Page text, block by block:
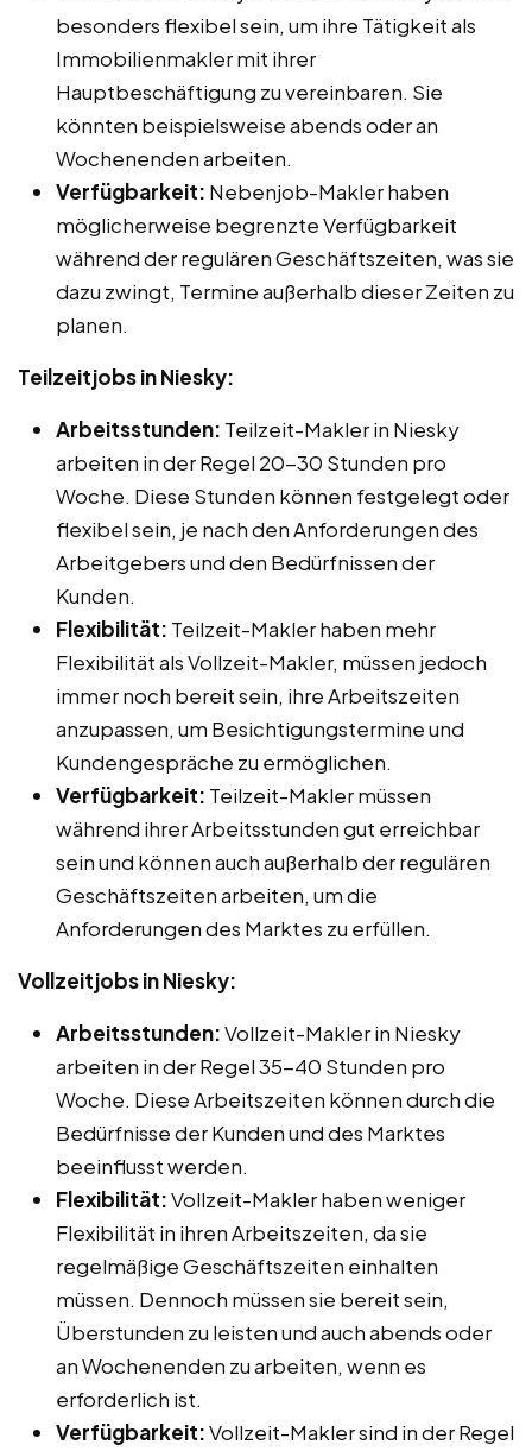
besonders flexibel sein, um ihre Tätigkeit als
Immobilienmakler mit ihrer
Hauptbeschäftigung zu vereinbaren. Sie
könnten beispielsweise abends oder an
Wochenenden arbeiten.
Verfügbarkeit: Nebenjob-Makler haben
möglicherweise begrenzte Verfügbarkeit
während der regulären Geschäftszeiten, was sie
dazu zwingt, Termine außerhalb dieser Zeiten zu
planen.
Teilzeitjobs in Niesky:
Arbeitsstunden: Teilzeit-Makler in Niesky
arbeiten in der Regel 20-30 Stunden pro
Woche. Diese Stunden können festgelegt oder
flexibel sein, je nach den Anforderungen des
Arbeitgebers und den Bedürfnissen der
Kunden.
Flexibilität: Teilzeit-Makler haben mehr
Flexibilität als Vollzeit-Makler, müssen jedoch
immer noch bereit sein, ihre Arbeitszeiten
anzupassen, um Besichtigungstermine und
Kundengespräche zu ermöglichen.
Verfügbarkeit: Teilzeit-Makler müssen
während ihrer Arbeitsstunden gut erreichbar
sein und können auch außerhalb der regulären
Geschäftszeiten arbeiten, um die
Anforderungen des Marktes zu erfüllen.
Vollzeitjobs in Niesky:
Arbeitsstunden:Vollzeit-Makler in Niesky
arbeiten in der Regel 35-40 Stunden pro
Woche. Diese Arbeitszeiten können durch die
Bedürfnisse der Kunden und des Marktes
beeinflusst werden.
Flexibilität:Vollzeit-Makler haben weniger
Flexibilität in ihren Arbeitszeiten, da sie
regelmäßige Geschäftszeiten einhalten
müssen. Dennoch müssen sie bereit sein,
Überstunden zu leisten und auch abends oder
an Wochenenden zu arbeiten, wenn es
erforderlich ist.
Verfügbarkeit:Vollzeit-Makler sind in der Regel